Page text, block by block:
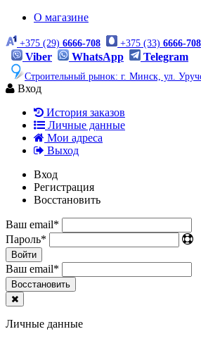
О магазине
+375 (29) 6666-708 +375 (33) 6666-708
Viber WhatsApp Telegram
Строительный рынок: г. Минск, ул.
Вход
История заказов
Личные данные
Мои адреса
Выход
Вход
Регистрация
Восстановить
Ваш email*
Пароль*
Войти
Ваш email*
Воcстановить
Личные данные